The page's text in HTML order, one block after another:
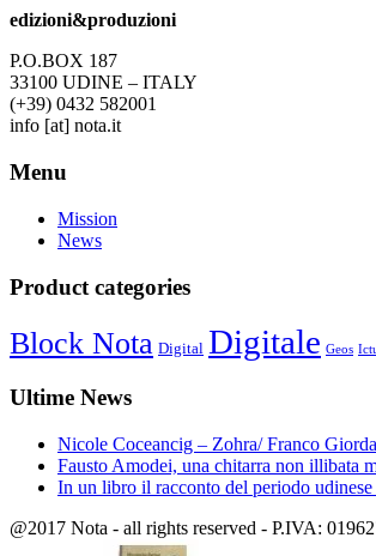
edizioni&produzioni
P.O.BOX 187
33100 UDINE – ITALY
(+39) 0432 582001
info [at] nota.it
Menu
Mission
News
Product categories
Block Nota Digital Digitale Geos
Ultime News
Nicole Coceancig – Zohra/ Franco
Fausto Amodei, una chitarra non illibata
In un libro il racconto del periodo
@2017 Nota - all rights reserved - P.IVA: